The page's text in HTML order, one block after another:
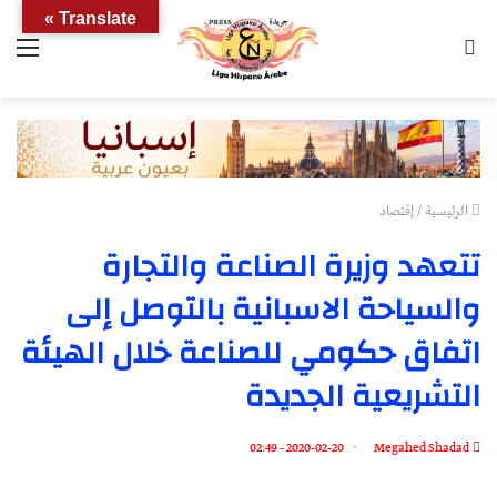
الرئيسية/إقتصاد
تتعهد وزيرة الصناعة والتجارة
والسياحة الاسبانية بالتوصل إلى
اتفاق حكومي للصناعة خلال الهيئة
التشريعية الجديدة
Megahed Shadad
2020-02-20 - 02:49
Translate »